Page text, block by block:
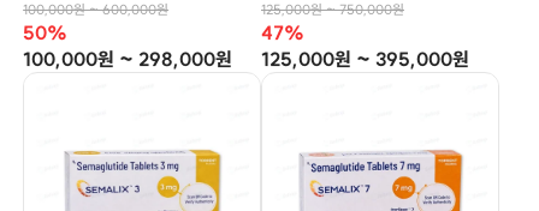
100,000원 ~ 600,000원
50%
100,000원 ~ 298,000원
125,000원 ~ 750,000원
47%
125,000원 ~ 395,000원